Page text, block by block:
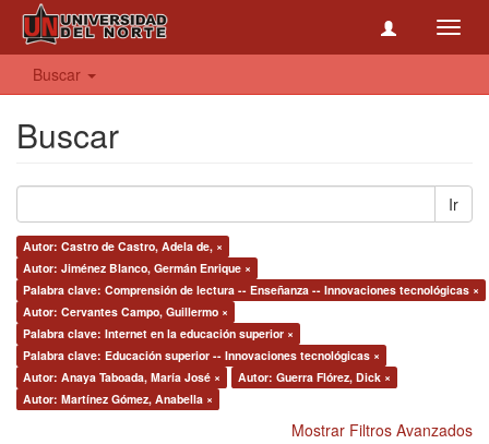
Buscar
Buscar
Ir
Autor: Castro de Castro, Adela de, ×
Autor: Jiménez Blanco, Germán Enrique ×
Palabra clave: Comprensión de lectura -- Enseñanza -- Innovaciones tecnológicas ×
Autor: Cervantes Campo, Guillermo ×
Palabra clave: Internet en la educación superior ×
Palabra clave: Educación superior -- Innovaciones tecnológicas ×
Autor: Anaya Taboada, María José ×
Autor: Guerra Flórez, Dick ×
Autor: Martínez Gómez, Anabella ×
Mostrar Filtros Avanzados